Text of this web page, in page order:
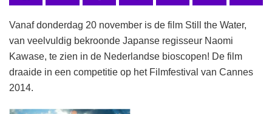
Vanaf donderdag 20 november is de film Still the Water,
van veelvuldig bekroonde Japanse regisseur Naomi
Kawase, te zien in de Nederlandse bioscopen! De film
draaide in een competitie op het Filmfestival van Cannes
2014.